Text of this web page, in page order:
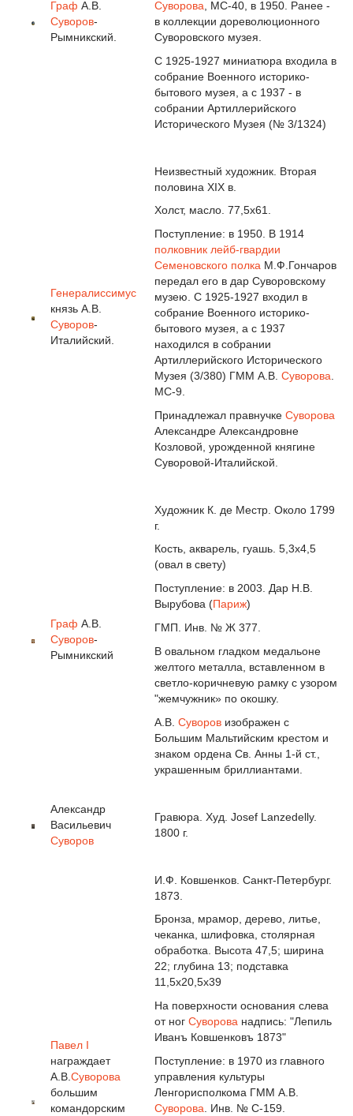
Граф А.В.
Суворов-
Рымникский.
Суворова, МС-40, в 1950. Ранее -
в коллекции дореволюционного
Суворовского музея.
С 1925-1927 миниатюра входила в
собрание Военного историко-
бытового музея, а с 1937 - в
собрании Артиллерийского
Исторического Музея (№ 3/1324)
Генералиссимус
князь А.В.
Суворов-
Италийский.
Неизвестный художник. Вторая
половина XIX в.
Холст, масло. 77,5x61.
Поступление: в 1950. В 1914
полковник лейб-гвардии
Семеновского полка М.Ф.Гончаров
передал его в дар Суворовскому
музею. С 1925-1927 входил в
собрание Военного историко-
бытового музея, а с 1937
находился в собрании
Артиллерийского Исторического
Музея (3/380) ГММ A.B. Суворова
МС-9.
Принадлежал правнучке Суворова
Александре Александровне
Козловой, урожденной княгине
Суворовой-Италийской.
Граф А.В.
Суворов-
Рымникский
Художник К. де Местр. Около 1799
г.
Кость, акварель, гуашь. 5,3x4,5
(овал в свету)
Поступление: в 2003. Дар Н.В.
Вырубова (Париж)
ГМП. Инв. № Ж 377.
В овальном гладком медальоне
желтого металла, вставленном в
светло-коричневую рамку с узором
"жемчужник» по окошку.
А.В. Суворов изображен с
Большим Мальтийским крестом и
знаком ордена Св. Анны 1-й ст.,
украшенным бриллиантами.
Александр
Васильевич
Суворов
Гравюра. Худ. Josef Lanzedelly.
1800 г.
Павел I
награждает
А.В. Суворова
большим
командорским
И.Ф. Ковшенков. Санкт-Петербург.
1873.
Бронза, мрамор, дерево, литье,
чеканка, шлифовка, столярная
обработка. Высота 47,5; ширина
22; глубина 13; подставка
11,5x20,5x39
На поверхности основания слева
от ног Суворова надпись: "Лепиль
Иванъ Ковшенковъ 1873"
Поступление: в 1970 из главного
управления культуры
Ленгорисполкома ГММ A.B.
Суворова . Инв. № С-159.